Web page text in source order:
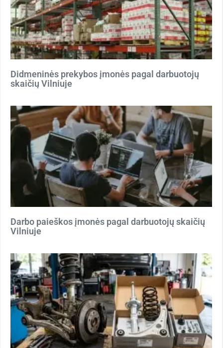
Didmeninės prekybos įmonės pagal darbuotojų
skaičių Vilniuje
Darbo paieškos įmonės pagal darbuotojų skaičių
Vilniuje